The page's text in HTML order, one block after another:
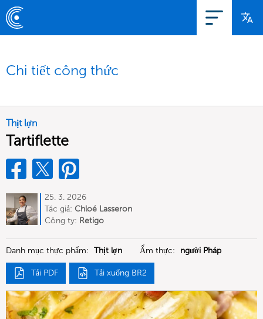
Chi tiết công thức
Thịt lợn
Tartiflette
25. 3. 2026
Tác giả: Chloé Lasseron
Công ty: Retigo
Danh mục thực phẩm: Thịt lợn Ẩm thực: người Pháp
Tải PDF Tải xuống BR2